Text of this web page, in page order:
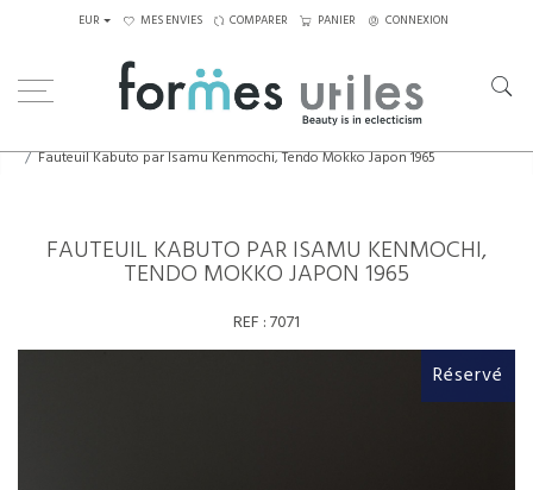
EUR MES ENVIES COMPARER PANIER CONNEXION
Fauteuil Kabuto par Isamu Kenmochi, Tendo Mokko Japon 1965
FAUTEUIL KABUTO PAR ISAMU KENMOCHI,
TENDO MOKKO JAPON 1965
REF :7071
Réservé